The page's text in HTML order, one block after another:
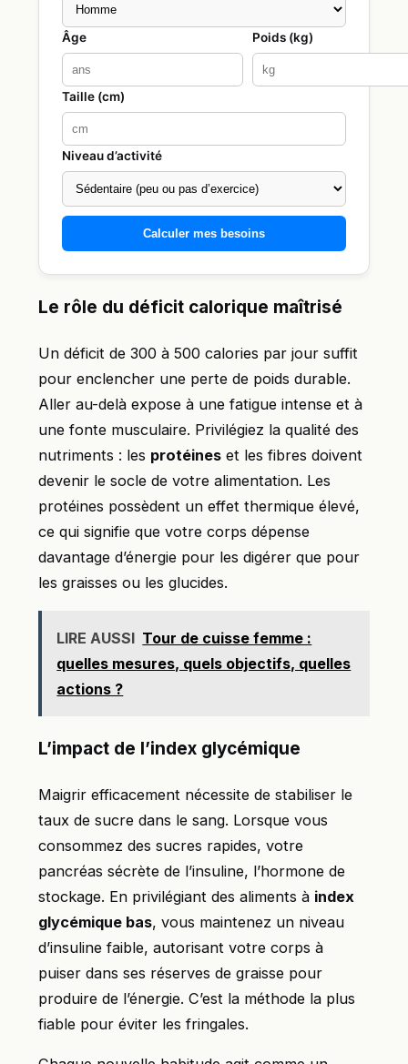
Âge Poids (kg)
Taille (cm)
Niveau d’activité
Calculer mes besoins
Le rôle du déficit calorique maîtrisé
Un déficit de 300 à 500 calories par jour suffit
pour enclencher une perte de poids durable.
Aller au-delà expose à une fatigue intense et à
une fonte musculaire. Privilégiez la qualité des
nutriments : les protéines et les fibres doivent
devenir le socle de votre alimentation. Les
protéines possèdent un effet thermique élevé,
ce qui signifie que votre corps dépense
davantage d’énergie pour les digérer que pour
les graisses ou les glucides.
LIRE AUSSI Tour de cuisse femme :
quelles mesures, quels objectifs, quelles
actions ?
L’impact de l’index glycémique
Maigrir efficacement nécessite de stabiliser le
taux de sucre dans le sang. Lorsque vous
consommez des sucres rapides, votre
pancréas sécrète de l’insuline, l’hormone de
stockage. En privilégiant des aliments à index
glycémique bas, vous maintenez un niveau
d’insuline faible, autorisant votre corps à
puiser dans ses réserves de graisse pour
produire de l’énergie. C’est la méthode la plus
fiable pour éviter les fringales.